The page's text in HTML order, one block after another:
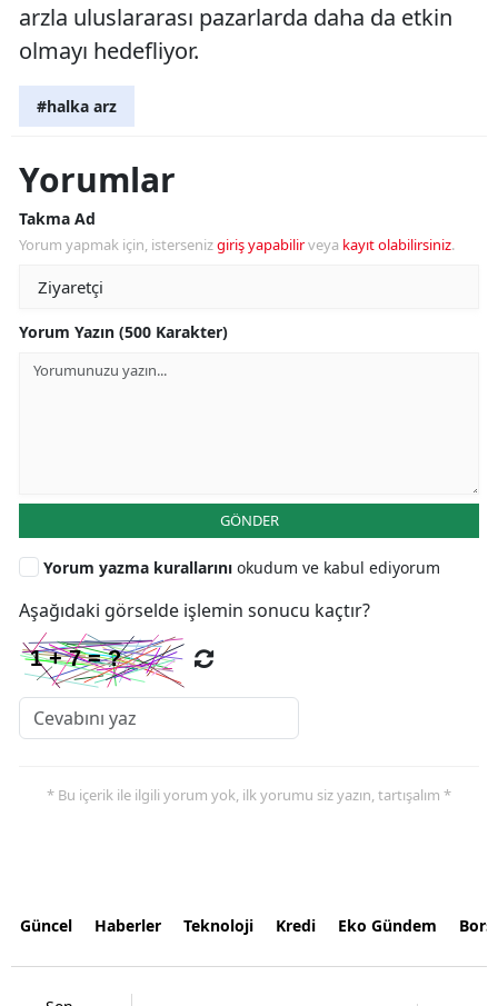
arzla uluslararası pazarlarda daha da etkin
olmayı hedefliyor.
#halka arz
Yorumlar
Takma Ad
Yorum yapmak için, istersenizgiriş yapabilirveya kayıt olabilirsiniz.
Yorum Yazın (500 Karakter)
GÖNDER
Yorum yazma kurallarını okudum ve kabul ediyorum
Aşağıdaki görselde işlemin sonucu kaçtır?
* Bu içerik ile ilgili yorum yok, ilk yorumu siz yazın, tartışalım *
Güncel Haberler Teknoloji Kredi Eko Gündem